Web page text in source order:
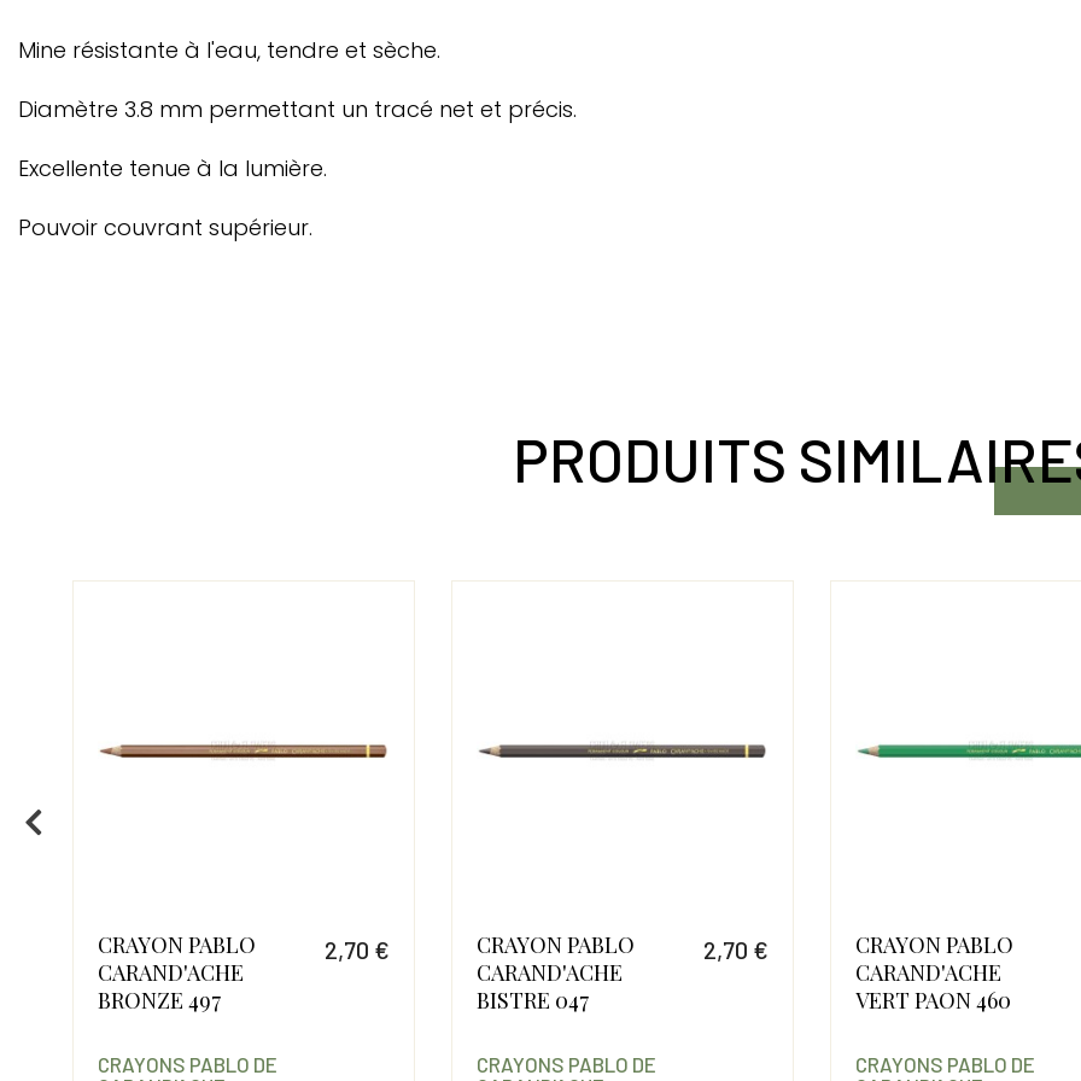
Mine résistante à l'eau, tendre et sèche.
Diamètre 3.8 mm permettant un tracé net et précis.
Excellente tenue à la lumière.
Pouvoir couvrant supérieur.
PRODUITS
CRAYON PABLO
CARAND'ACHE
BRONZE 497
2,70 €
CRAYONS PABLO DE
CRAYON PABLO
CARAND'ACHE
BISTRE 047
2,70 €
CRAYONS PABLO DE
CRAYON PABLO
CARAND'ACHE
VERT PAON 460
CRAYONS PABLO DE